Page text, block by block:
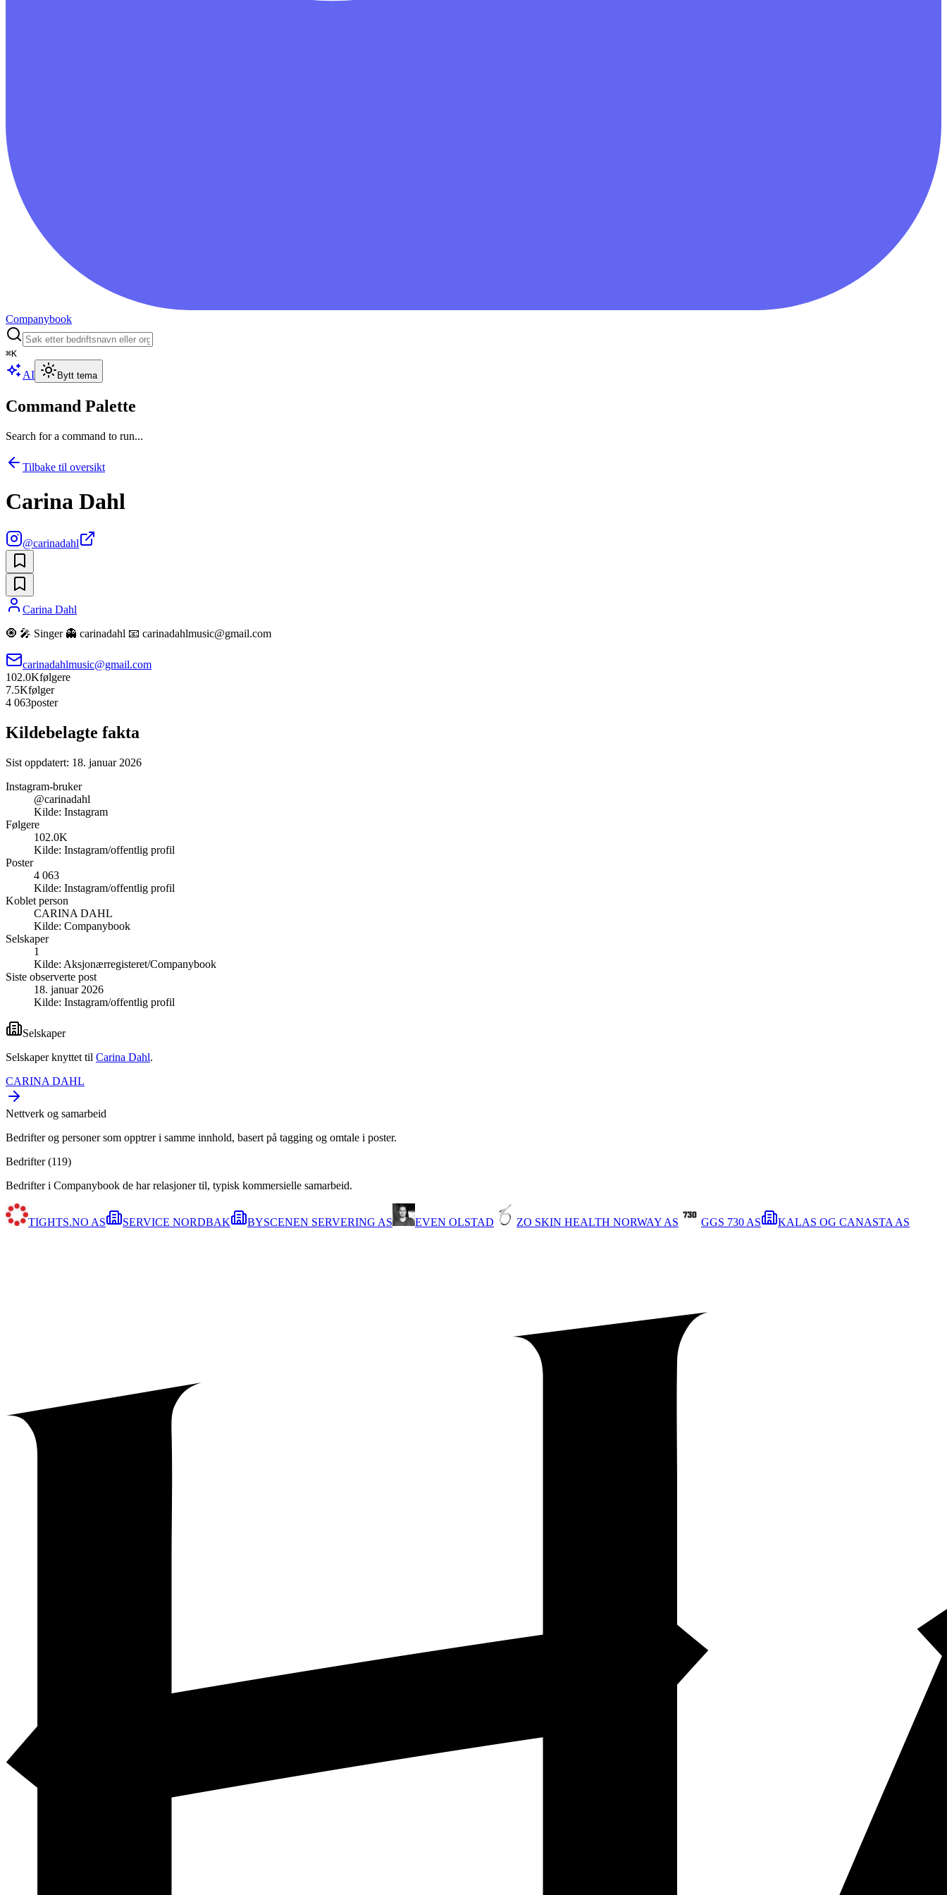
Companybook
⌘K
AI Bytt tema
Command Palette
Search for a command to run...
Tilbake til oversikt
Carina Dahl
@carinadahl
Carina Dahl
🧿 🎤 Singer 👻 carinadahl 📧 carinadahlmusic@gmail.com
carinadahlmusic@gmail.com
102.0Kfølgere
7.5Kfølger
4 063poster
Kildebelagte fakta
Sist oppdatert: 18. januar 2026
Instagram-bruker
@carinadahl
Kilde: Instagram
Følgere
102.0K
Kilde: Instagram/offentlig profil
Poster
4 063
Kilde: Instagram/offentlig profil
Koblet person
CARINA DAHL
Kilde: Companybook
Selskaper
1
Kilde: Aksjonærregisteret/Companybook
Siste observerte post
18. januar 2026
Kilde: Instagram/offentlig profil
Selskaper
Selskaper knyttet til Carina Dahl.
CARINA DAHL
Nettverk og samarbeid
Bedrifter og personer som opptrer i samme innhold, basert på tagging og omtale i poster.
Bedrifter (119)
Bedrifter i Companybook de har relasjoner til, typisk kommersielle samarbeid.
TIGHTS.NO AS SERVICE NORDBAK BYSCENEN SERVERING AS EVEN OLSTAD ZO SKIN HEALTH NORWAY AS GGS 730 AS KALAS OG CANASTA AS